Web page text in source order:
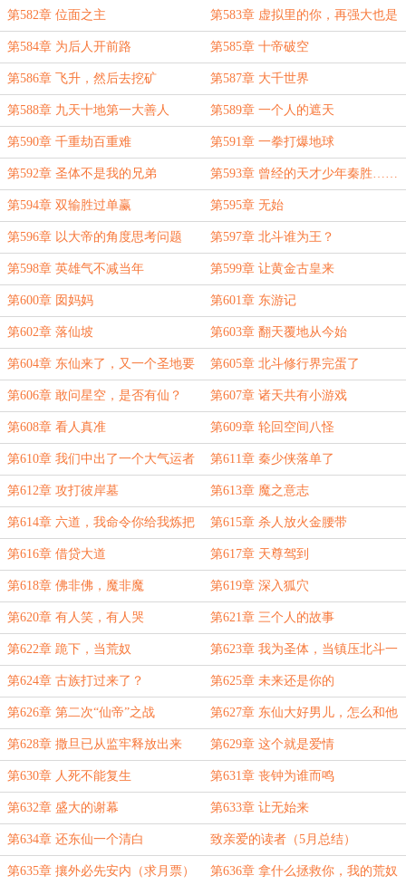
主打赏）
第582章 位面之主 第583章 虚拟里的你，再强大也是
假的
第584章 为后人开前路 第585章 十帝破空
第586章 飞升，然后去挖矿 第587章 大千世界
第588章 九天十地第一大善人 第589章 一个人的遮天
第590章 千重劫百重难 第591章 一拳打爆地球
第592章 圣体不是我的兄弟 第593章 曾经的天才少年秦胜……
第594章 双输胜过单赢 第595章 无始
第596章 以大帝的角度思考问题 第597章 北斗谁为王？
第598章 英雄气不减当年 第599章 让黄金古皇来
第600章 囡妈妈 第601章 东游记
第602章 落仙坡 第603章 翻天覆地从今始
第604章 东仙来了，又一个圣地要
沦陷了
第605章 北斗修行界完蛋了
第606章 敢问星空，是否有仙？ 第607章 诸天共有小游戏
第608章 看人真准 第609章 轮回空间八怪
第610章 我们中出了一个大气运者 第611章 秦少侠落单了
第612章 攻打彼岸墓 第613章 魔之意志
第614章 六道，我命令你给我炼把
彼岸神兵
第615章 杀人放火金腰带
第616章 借贷大道 第617章 天尊驾到
第618章 佛非佛，魔非魔 第619章 深入狐穴
第620章 有人笑，有人哭 第621章 三个人的故事
第622章 跪下，当荒奴 第623章 我为圣体，当镇压北斗一
切敌
第624章 古族打过来了？ 第625章 未来还是你的
第626章 第二次“仙帝”之战 第627章 东仙大好男儿，怎么和他
们齐名
第628章 撒旦已从监牢释放出来 第629章 这个就是爱情
第630章 人死不能复生 第631章 丧钟为谁而鸣
第632章 盛大的谢幕 第633章 让无始来
第634章 还东仙一个清白 致亲爱的读者（5月总结）
第635章 攘外必先安内（求月票） 第636章 拿什么拯救你，我的荒奴